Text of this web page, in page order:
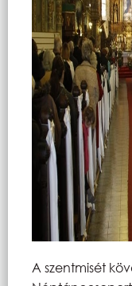
A szentmisét